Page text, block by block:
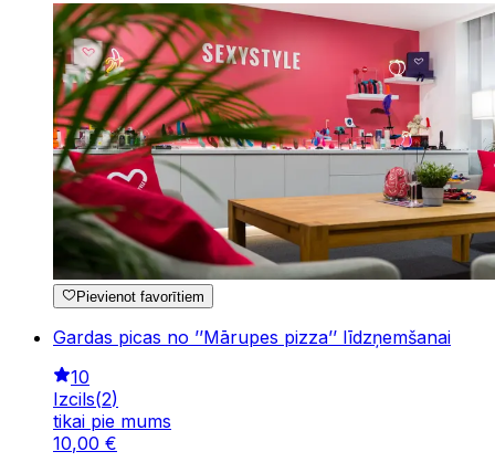
Pievienot favorītiem
Gardas picas no ’’Mārupes pizza’’ līdzņemšanai
10
Izcils(2)
tikai pie mums
10,00 €